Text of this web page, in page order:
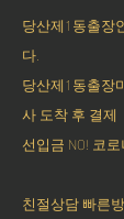
당산제1동출장
다.
당산제1동출장
사 도착 후 결제
선입금 NO! 코
친절상담 빠른